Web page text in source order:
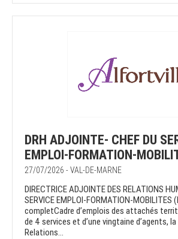
DRH ADJOINTE- CHEF DU
EMPLOI-FORMATION-
27/07/2026 - VAL-DE-MARNE
DIRECTRICE ADJOINTE DES RELATIONS
SERVICE EMPLOI-FORMATION-MOBILITES
completCadre d’emplois des attachés
de 4 services et d’une vingtaine d’agents,
Relations...